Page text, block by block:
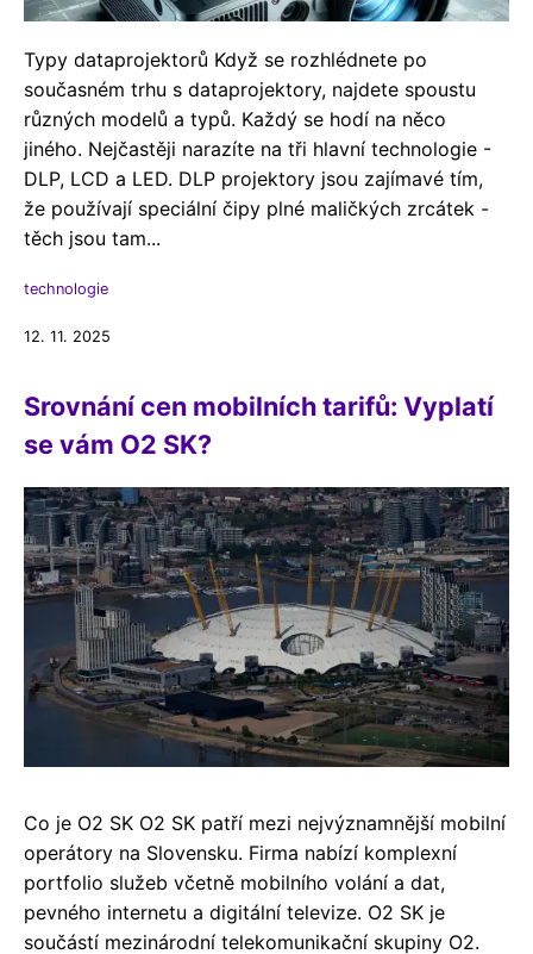
Typy dataprojektorů Když se rozhlédnete po
současném trhu s dataprojektory, najdete spoustu
různých modelů a typů. Každý se hodí na něco
jiného. Nejčastěji narazíte na tři hlavní technologie -
DLP, LCD a LED. DLP projektory jsou zajímavé tím,
že používají speciální čipy plné maličkých zrcátek -
těch jsou tam...
technologie
12. 11. 2025
Srovnání cen mobilních tarifů: Vyplatí
se vám O2 SK?
Co je O2 SK O2 SK patří mezi nejvýznamnější mobilní
operátory na Slovensku. Firma nabízí komplexní
portfolio služeb včetně mobilního volání a dat,
pevného internetu a digitální televize. O2 SK je
součástí mezinárodní telekomunikační skupiny O2.